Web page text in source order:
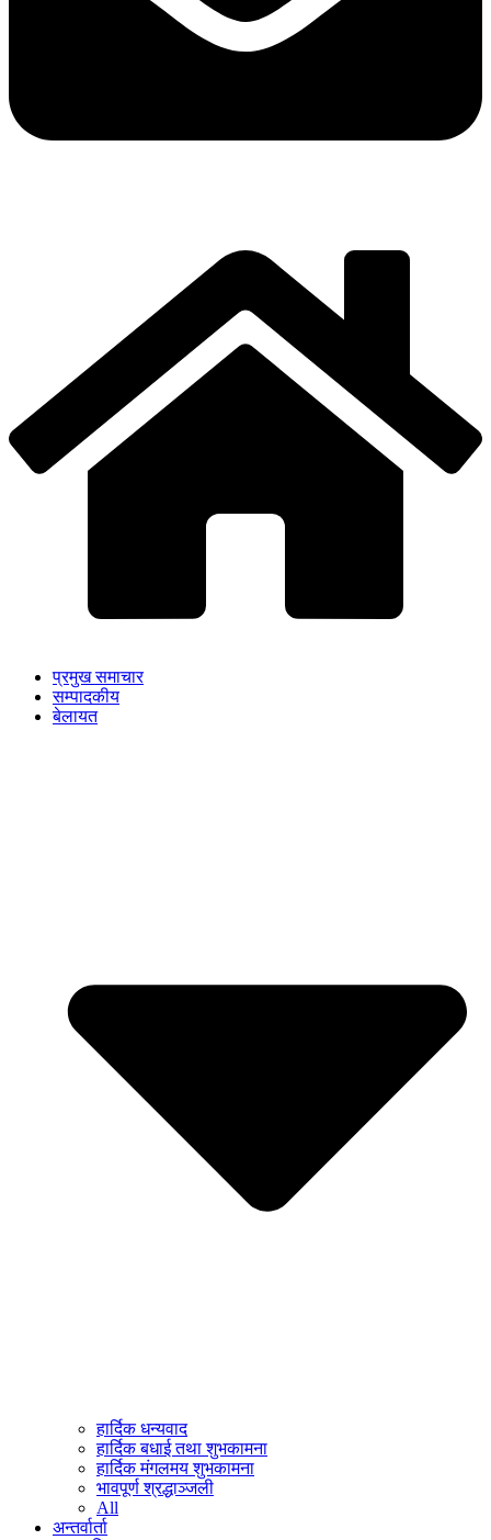
प्रमुख समाचार
सम्पादकीय
बेलायत
हार्दिक धन्यवाद
हार्दिक बधाई तथा शुभकामना
हार्दिक मंगलमय शुभकामना
भावपूर्ण श्रद्धाञ्जली
All
अन्तर्वार्ता